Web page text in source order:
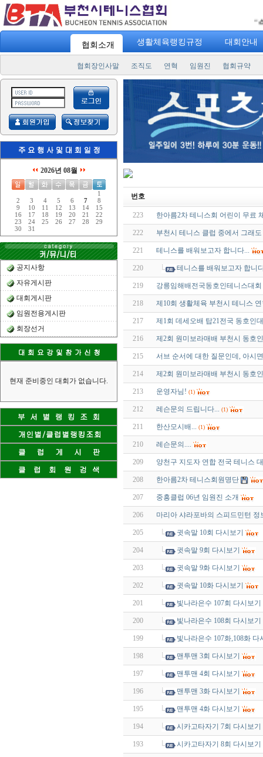
스포츠
협회소개 생활체육랭킹규정 대회안내
협회장인사말 조직도 연혁 임원진 협회규약
2026년 08월
1
2
3 4 5 6 7
8
9
10 11 12 13 14
15
16
17 18 19 20 21
22
23
24 25 26 27 28
29
30
31
공지사항
자유게시판
대회게시판
임원전용게시판
회장선거
현재 준비중인 대회가 없습니다.
번호
223 한아름2차 테니스회 어린이 무료
222 부천시 테니스 클럽 중에서 그래
221 테니스를 배워보고자 합니다...
220 테니스를 배워보고자 합니
219 강릉임해배전국동호인테니스대
218 제10회 생활체육 부천시 테니스
217 제1회 데세오배 탑21전국 동호인
216 제2회 원미보라매배 부천시 동호
215 서브 순서에 대한 질문인데, 아시
214 제2회 원미보라매배 부천시 동호
213 운영자님! (1)
212 레슨문의 드립니다... (1)
211 한산모시배... (1)
210 레슨문의....
209 양천구 지도자 연합 전국 테니스
208 한아름2차 테니스회원명단
207 중흥클럽 06년 임원진 소개
206 마리아 샤라포바의 스피드민턴 정
205 귓속말 10회 다시보기
204 귓속말 9회 다시보기
203 귓속말 9화 다시보기
202 귓속말 10화 다시보기
201 빛나라은수 107회 다시보기
200 빛나라은수 108회 다시보기
199 빛나라은수 107화,108화 다
198 맨투맨 3회 다시보기
197 맨투맨 4회 다시보기
196 맨투맨 3화 다시보기
195 맨투맨 4화 다시보기
194 시카고타자기 7회 다시보기
193 시카고타자기 8회 다시보기